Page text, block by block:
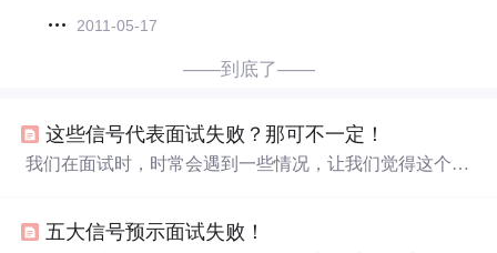
2011-05-17
——到底了——
这些信号代表面试失败？那可不一定！
我们在面试时，时常会遇到一些情况，让我们觉得这个面
如果说回去等通知啊，XX日之内如果合适会联系你啊之类
五大信号预示面试失败！